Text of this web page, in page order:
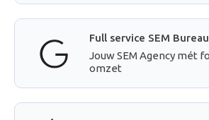
Full service SEM Bureau
Jouw SEM Agency mét
omzet